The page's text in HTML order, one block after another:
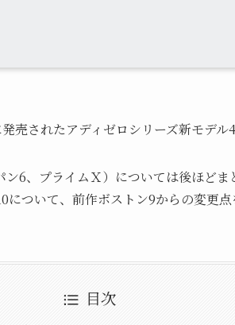
売されたアディゼロシリーズ新モデル4
6、プライムＸ）については後ほどま
ついて、前作ボストン9からの変更点
目次